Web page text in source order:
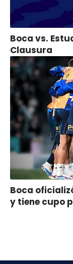
Boca vs.
Clausura
Boca
y tiene cupo